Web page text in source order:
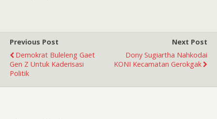
Previous Post
Demokrat Buleleng Gaet
Gen Z Untuk Kaderisasi
Politik
Next Post
Dony Sugiartha Nahkodai
KONI Kecamatan Gerokgak